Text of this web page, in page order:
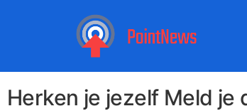
Herken je jezelf Meld je